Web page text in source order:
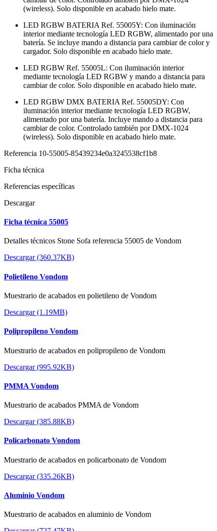
(wireless). Solo disponible en acabado hielo mate.
LED RGBW BATERIA Ref. 55005Y: Con iluminación
interior mediante tecnología LED RGBW, alimentado por una
batería. Se incluye mando a distancia para cambiar de color y
cargador. Solo disponible en acabado hielo mate.
LED RGBW Ref. 55005L: Con iluminación interior
mediante tecnología LED RGBW y mando a distancia para
cambiar de color. Solo disponible en acabado hielo mate.
LED RGBW DMX BATERIA Ref. 55005DY: Con
iluminación interior mediante tecnología LED RGBW,
alimentado por una batería. Incluye mando a distancia para
cambiar de color. Controlado también por DMX-1024
(wireless). Solo disponible en acabado hielo mate.
Referencia 10-55005-85439234e0a3245538cf1b8
Ficha técnica
Referencias específicas
Descargar
Ficha técnica 55005
Detalles técnicos Stone Sofa referencia 55005 de Vondom
Descargar (360.37KB)
Polietileno Vondom
Muestrario de acabados en polietileno de Vondom
Descargar (1.19MB)
Polipropileno Vondom
Muestrario de acabados en polipropileno de Vondom
Descargar (995.92KB)
PMMA Vondom
Muestrario de acabados PMMA de Vondom
Descargar (385.88KB)
Policarbonato Vondom
Muestrario de acabados en policarbonato de Vondom
Descargar (335.26KB)
Aluminio Vondom
Muestrario de acabados en aluminio de Vondom